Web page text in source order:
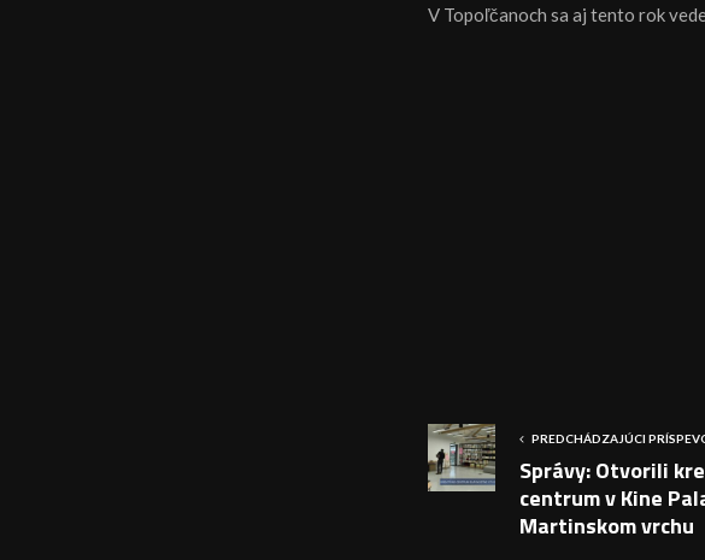
V Topoľčanoch sa aj tento rok
PREDCHÁDZAJÚCI
Správy: Otvorili
centrum v Kine
Martinskom vrchu